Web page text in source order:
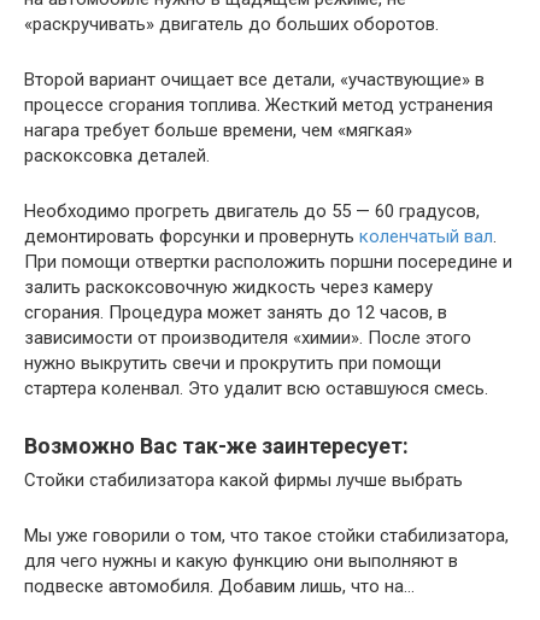
«раскручивать» двигатель до больших оборотов.
Второй вариант очищает все детали, «участвующие» в
процессе сгорания топлива. Жесткий метод устранения
нагара требует больше времени, чем «мягкая»
раскоксовка деталей.
Необходимо прогреть двигатель до 55 — 60 градусов,
демонтировать форсунки и провернуть коленчатый вал.
При помощи отвертки расположить поршни посередине и
залить раскоксовочную жидкость через камеру
сгорания. Процедура может занять до 12 часов, в
зависимости от производителя «химии». После этого
нужно выкрутить свечи и прокрутить при помощи
стартера коленвал. Это удалит всю оставшуюся смесь.
Возможно Вас так-же заинтересует:
Стойки стабилизатора какой фирмы лучше выбрать
Мы уже говорили о том, что такое стойки стабилизатора,
для чего нужны и какую функцию они выполняют в
подвеске автомобиля. Добавим лишь, что на...